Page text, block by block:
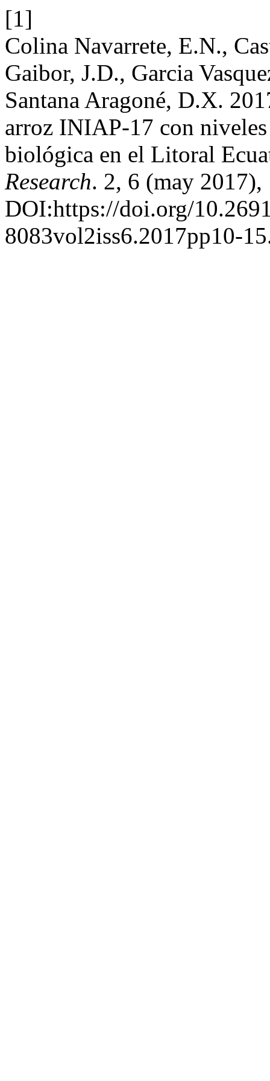
[1]
Colina Navarrete, E.N.,
Gaibor, J.D., Garcia
Santana Aragoné, D.X.
arroz INIAP-17 con
biológica en el Litoral
Research. 2, 6 (may 2017),
DOI:https://doi.org/
8083vol2iss6.2017pp10-